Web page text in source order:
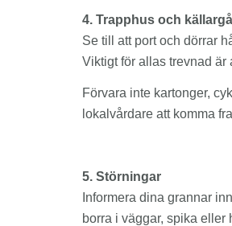
4. Trapphus och
Se till att port och dörrar
Viktigt för allas trevnad är
Förvara inte kartonger,
lokalvårdare att komma
5. Störningar
Informera dina grannar
borra i väggar, spika eller